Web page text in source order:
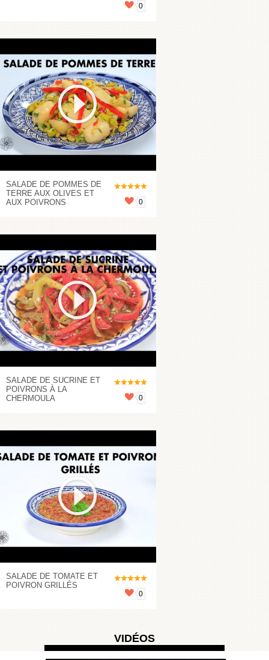
0
SALADE DE POMMES DE
TERRE AUX OLIVES ET
AUX POIVRONS
0
SALADE DE SUCRINE ET
POIVRONS À LA
CHERMOULA
0
SALADE DE TOMATE ET
POIVRON GRILLÉS
0
VIDÉOS